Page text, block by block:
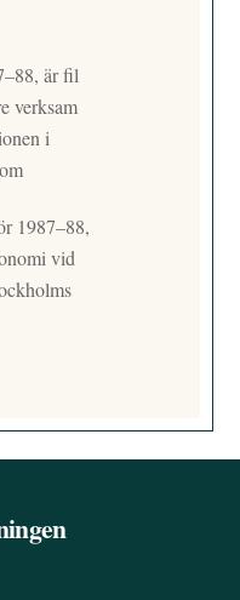
är fil
verksam
i
1987–88,
vid